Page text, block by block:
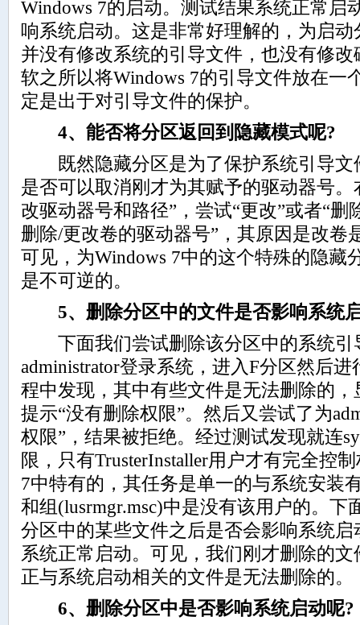
Windows 7的启动。测试结果系统正常启
响系统启动。这是非常好理解的，为启
并没有修改系统的引导文件，也没有修
软之所以将Windows 7的引导文件放在一
定是出于对引导文件的保护。
4、能否将分区返回到隐藏模式呢?
既然隐藏分区是为了保护系统引导文
是否可以取消刚才为其赋予的驱动器号
改驱动器号和路径”，尝试“更改”或者“删
删除/更改卷的驱动器号”，其原因是改卷
可见，为Windows 7中的这个特殊的隐藏
是不可逆的。
5、删除分区中的文件是否影响系统
下面我们尝试删除该分区中的系统引
administrator登录系统，进入F分区然后
程中发现，其中有些文件是无法删除的，
提示“没有删除权限”。然后又尝试了为
权限”，结果被拒绝。经过测试发现就连
限，只有TrusterInstaller用户才有完全控
7中特有的，其任务是单一的与系统安装
和组(lusrmgr.msc)中是没有该用户的。下
分区中的某些文件之后是否会影响系统
系统正常启动。可见，我们刚才删除的
正与系统启动相关的文件是无法删除的。
6、删除分区中是否影响系统启动呢?